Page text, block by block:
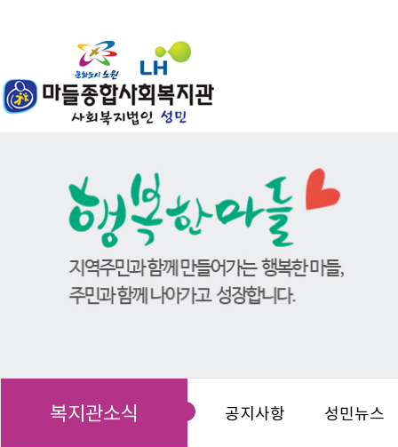
복지관소식 공지사항 성민뉴스